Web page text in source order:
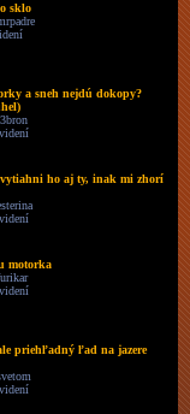
sklo
a sneh nejdú dokopy?
ho aj ty, inak mi zhorí
motorka
priehľadný ľad na jazere